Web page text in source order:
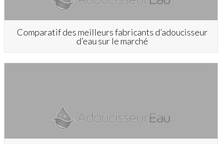
Comparatif des meilleurs fabricants d’adoucisseur
d’eau sur le marché